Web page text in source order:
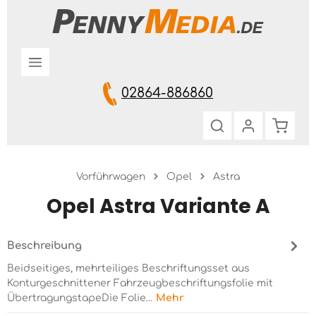
Zum Hauptinhalt springen
02864-886860
Vorführwagen Opel Astra
Opel Astra Variante A
Beschreibung
Beidseitiges, mehrteiliges Beschriftungsset aus
Konturgeschnittener Fahrzeugbeschriftungsfolie mit
ÜbertragungstapeDie Folie… Mehr